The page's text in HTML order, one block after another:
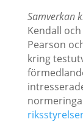
Samverkan
Kendall
Pearson
kring